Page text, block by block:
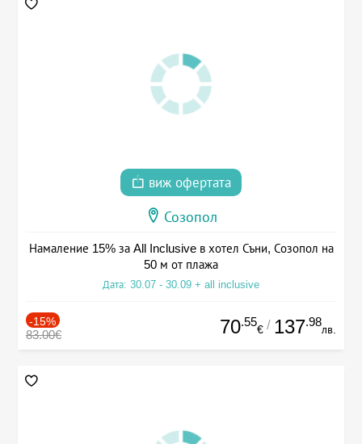
виж офертата
Созопол
Намаление 15% за All Inclusive в хотел Съни, Созопол на
50 м от плажа
Дата: 30.07 - 30.09 + all inclusive
-15%
83.00€ 70.55
€ / 137.98
лв.